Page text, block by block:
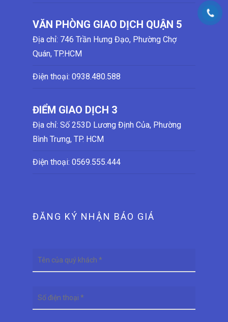
VĂN PHÒNG GIAO DỊCH QUẬN 5
Địa chỉ: 746 Trần Hưng Đạo, Phường Chợ
Quán, TP.HCM
Điện thoại: 0938.480.588
ĐIỂM GIAO DỊCH 3
Địa chỉ: Số 253D Lương Định Của, Phường
Bình Trưng, TP. HCM
Điện thoại: 0569.555.444
ĐĂNG KÝ NHẬN BÁO GIÁ